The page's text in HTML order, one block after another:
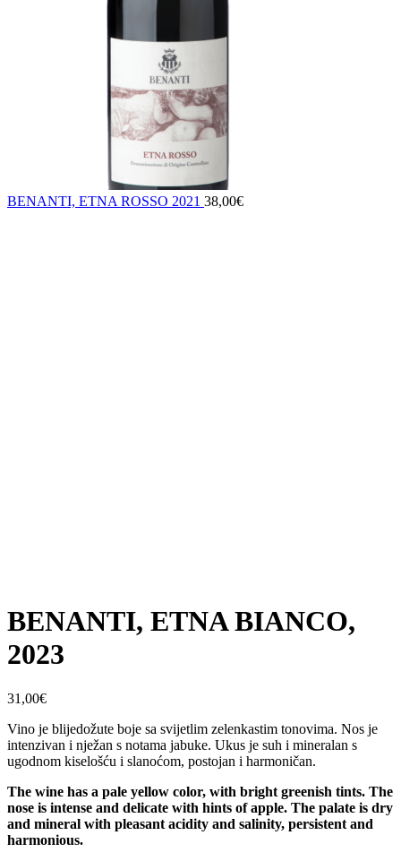
BENANTI, ETNA ROSSO 2021 38,00€
BENANTI, ETNA BIANCO,
2023
31,00€
Vino je blijedožute boje sa svijetlim zelenkastim tonovima. Nos je
intenzivan i nježan s notama jabuke. Ukus je suh i mineralan s
ugodnom kiselošću i slanoćom, postojan i harmoničan.
The wine has a pale yellow color, with bright greenish tints. The
nose is intense and delicate with hints of apple. The palate is dry
and mineral with pleasant acidity and salinity, persistent and
harmonious.